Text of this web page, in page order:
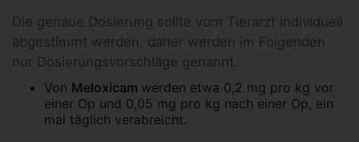
Die genaue Dosierung sollte vom Tierarzt individuell
abgestimmt werden, daher werden im Folgenden
nur Dosierungsvorschläge genannt.
Von Meloxicam werden etwa 0,2 mg pro kg vor
einer Op und 0,05 mg pro kg nach einer Op, ein
mal täglich verabreicht.